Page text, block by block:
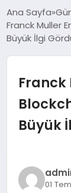
GÜNDEM
EĞITIM
SAĞLIK
Ana Sayfa
Franck Muller
Büyük İlgi
Franck
Büyük
01